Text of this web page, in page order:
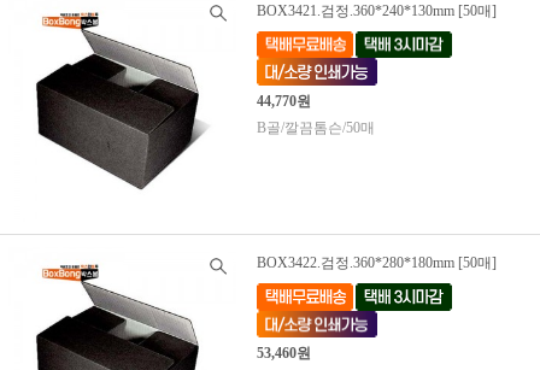
BOX3421.검정.360*240*130mm [50매]
44,770원
B골/깔끔톰슨/50매
BOX3422.검정.360*280*180mm [50매]
53,460원